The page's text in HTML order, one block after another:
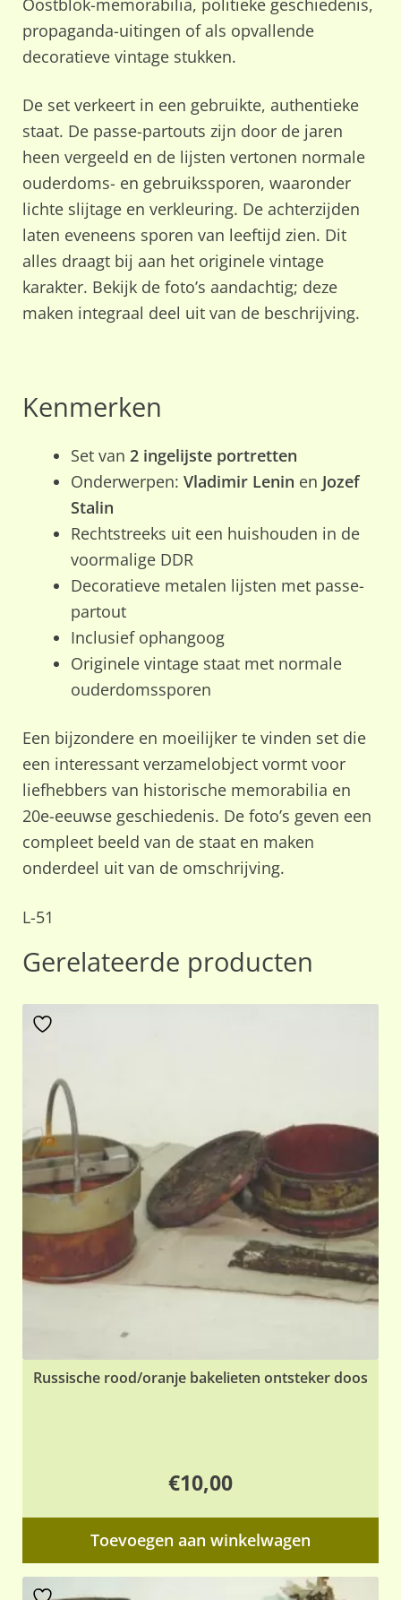
Oostblok-memorabilia, politieke geschiedenis,
propaganda-uitingen of als opvallende
decoratieve vintage stukken.
De set verkeert in een gebruikte, authentieke
staat. De passe-partouts zijn door de jaren
heen vergeeld en de lijsten vertonen normale
ouderdoms- en gebruikssporen, waaronder
lichte slijtage en verkleuring. De achterzijden
laten eveneens sporen van leeftijd zien. Dit
alles draagt bij aan het originele vintage
karakter. Bekijk de foto’s aandachtig; deze
maken integraal deel uit van de beschrijving.
Kenmerken
Set van2 ingelijste portretten
Onderwerpen:Vladimir Lenin en Jozef
Stalin
Rechtstreeks uit een huishouden in de
voormalige DDR
Decoratieve metalen lijsten met passe-
partout
Inclusief ophangoog
Originele vintage staat met normale
ouderdomssporen
Een bijzondere en moeilijker te vinden set die
een interessant verzamelobject vormt voor
liefhebbers van historische memorabilia en
20e-eeuwse geschiedenis. De foto’s geven een
compleet beeld van de staat en maken
onderdeel uit van de omschrijving.
L-51
Gerelateerde producten
Russische rood/oranje bakelieten ontsteker doos
€10,00
Toevoegen aan winkelwagen